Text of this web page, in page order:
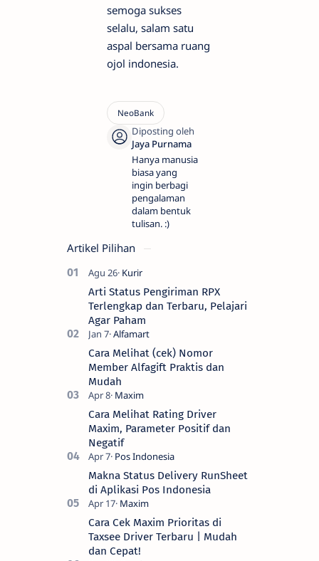
semoga sukses
selalu, salam satu
aspal bersama ruang
ojol indonesia.
Hanya manusia
biasa yang
ingin berbagi
pengalaman
dalam bentuk
tulisan. :)
Artikel Pilihan
Arti Status Pengiriman RPX
Terlengkap dan Terbaru, Pelajari
Agar Paham
Cara Melihat (cek) Nomor
Member Alfagift Praktis dan
Mudah
Cara Melihat Rating Driver
Maxim, Parameter Positif dan
Negatif
Makna Status Delivery RunSheet
di Aplikasi Pos Indonesia
Cara Cek Maxim Prioritas di
Taxsee Driver Terbaru | Mudah
dan Cepat!